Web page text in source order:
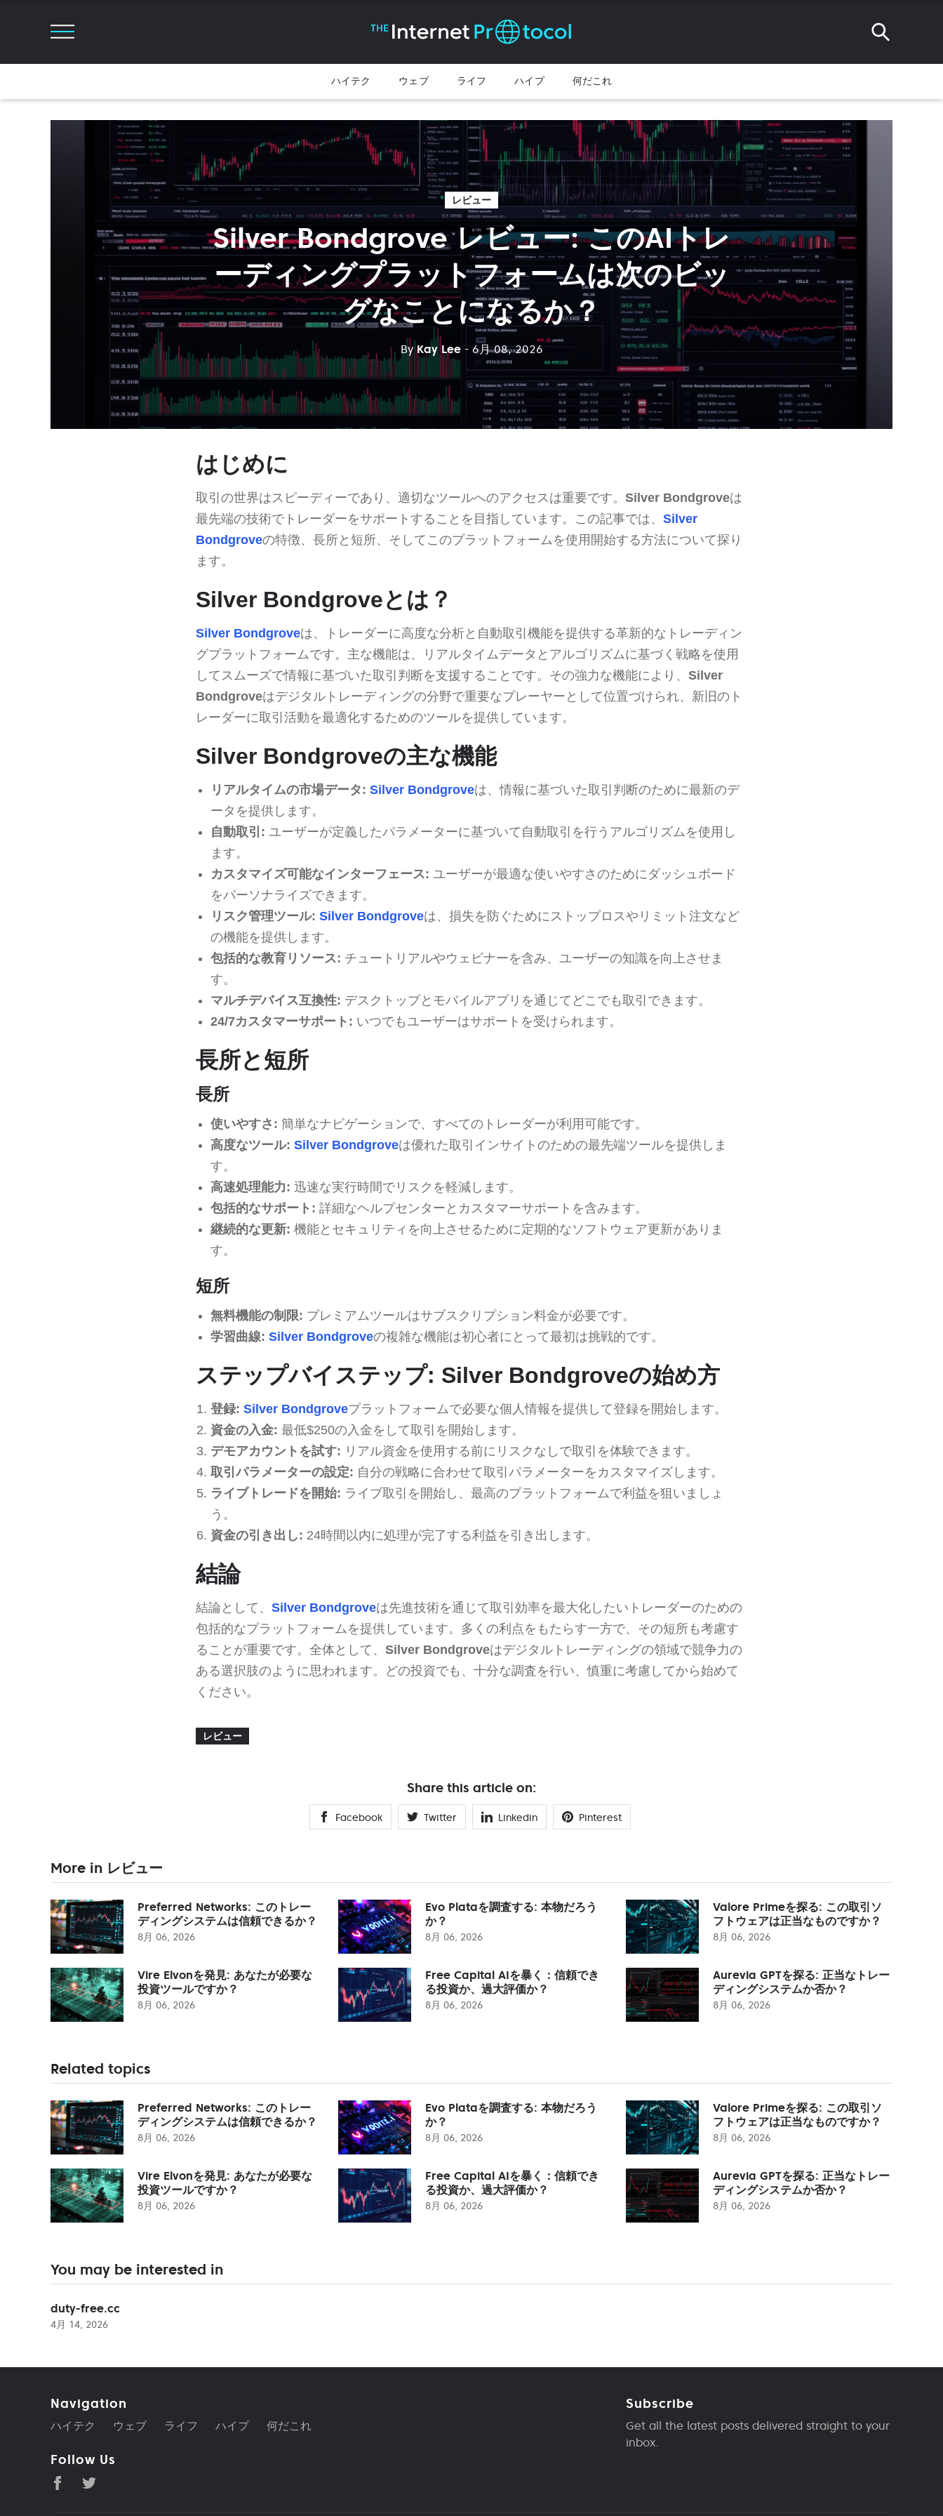
ハイテク ウェブ ライフ ハイプ 何だこれ
レビュー
Silver Bondgrove レビュー: このAIトレ
ーディングプラットフォームは次のビッ
グなことになるか？
ByKay Lee - 6月 08, 2026
はじめに
取引の世界はスピーディーであり、適切なツールへのアクセスは重要です。 Silver Bondgroveは
最先端の技術でトレーダーをサポートすることを目指しています。この記事では、 Silver
Bondgroveの特徴、長所と短所、そしてこのプラットフォームを使用開始する方法について探り
ます。
Silver Bondgroveとは？
Silver Bondgroveは、トレーダーに高度な分析と自動取引機能を提供する革新的なトレーディン
グプラットフォームです。主な機能は、リアルタイムデータとアルゴリズムに基づく戦略を使用
してスムーズで情報に基づいた取引判断を支援することです。その強力な機能により、 Silver
Bondgroveはデジタルトレーディングの分野で重要なプレーヤーとして位置づけられ、新旧のト
レーダーに取引活動を最適化するためのツールを提供しています。
Silver Bondgroveの主な機能
リアルタイムの市場データ: Silver Bondgroveは、情報に基づいた取引判断のために最新のデ
ータを提供します。
自動取引: ユーザーが定義したパラメーターに基づいて自動取引を行うアルゴリズムを使用し
ます。
カスタマイズ可能なインターフェース: ユーザーが最適な使いやすさのためにダッシュボード
をパーソナライズできます。
リスク管理ツール: Silver Bondgroveは、損失を防ぐためにストップロスやリミット注文など
の機能を提供します。
包括的な教育リソース: チュートリアルやウェビナーを含み、ユーザーの知識を向上させま
す。
マルチデバイス互換性: デスクトップとモバイルアプリを通じてどこでも取引できます。
24/7カスタマーサポート: いつでもユーザーはサポートを受けられます。
長所と短所
長所
使いやすさ: 簡単なナビゲーションで、すべてのトレーダーが利用可能です。
高度なツール: Silver Bondgroveは優れた取引インサイトのための最先端ツールを提供しま
す。
高速処理能力: 迅速な実行時間でリスクを軽減します。
包括的なサポート: 詳細なヘルプセンターとカスタマーサポートを含みます。
継続的な更新: 機能とセキュリティを向上させるために定期的なソフトウェア更新がありま
す。
短所
無料機能の制限: プレミアムツールはサブスクリプション料金が必要です。
学習曲線: Silver Bondgroveの複雑な機能は初心者にとって最初は挑戦的です。
ステップバイステップ: Silver Bondgroveの始め方
登録: Silver Bondgroveプラットフォームで必要な個人情報を提供して登録を開始します。
資金の入金: 最低$250の入金をして取引を開始します。
デモアカウントを試す: リアル資金を使用する前にリスクなしで取引を体験できます。
取引パラメーターの設定: 自分の戦略に合わせて取引パラメーターをカスタマイズします。
ライブトレードを開始: ライブ取引を開始し、最高のプラットフォームで利益を狙いましょ
う。
資金の引き出し: 24時間以内に処理が完了する利益を引き出します。
結論
結論として、 Silver Bondgroveは先進技術を通じて取引効率を最大化したいトレーダーのための
包括的なプラットフォームを提供しています。多くの利点をもたらす一方で、その短所も考慮す
ることが重要です。全体として、 Silver Bondgroveはデジタルトレーディングの領域で競争力の
ある選択肢のように思われます。どの投資でも、十分な調査を行い、慎重に考慮してから始めて
ください。
レビュー
Share this article on:
Facebook Twitter Linkedin Pinterest
More in レビュー
Preferred Networks: このトレー
ディングシステムは信頼できるか？
8月 06, 2026
Evo Plataを調査する: 本物だろう
か？
8月 06, 2026
Valore Primeを探る: この取引ソ
フトウェアは正当なものですか？
8月 06, 2026
Vire Elvonを発見: あなたが必要な
投資ツールですか？
8月 06, 2026
Free Capital AIを暴く：信頼でき
る投資か、過大評価か？
8月 06, 2026
Aurevia GPTを探る: 正当なトレー
ディングシステムか否か？
8月 06, 2026
Related topics
Preferred Networks: このトレー
ディングシステムは信頼できるか？
8月 06, 2026
Evo Plataを調査する: 本物だろう
か？
8月 06, 2026
Valore Primeを探る: この取引ソ
フトウェアは正当なものですか？
8月 06, 2026
Vire Elvonを発見: あなたが必要な
投資ツールですか？
8月 06, 2026
Free Capital AIを暴く：信頼でき
る投資か、過大評価か？
8月 06, 2026
Aurevia GPTを探る: 正当なトレー
ディングシステムか否か？
8月 06, 2026
You may be interested in
duty-free.cc
4月 14, 2026
Navigation
ハイテク ウェブ ライフ ハイプ 何だこれ
Follow Us
Subscribe
Get all the latest posts delivered straight to your
inbox.